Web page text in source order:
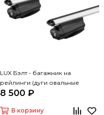
LUX Бэлт - багажник на
рейлинги (дуги овальные
серые, 1,3м)
8 500 ₽
В корзину